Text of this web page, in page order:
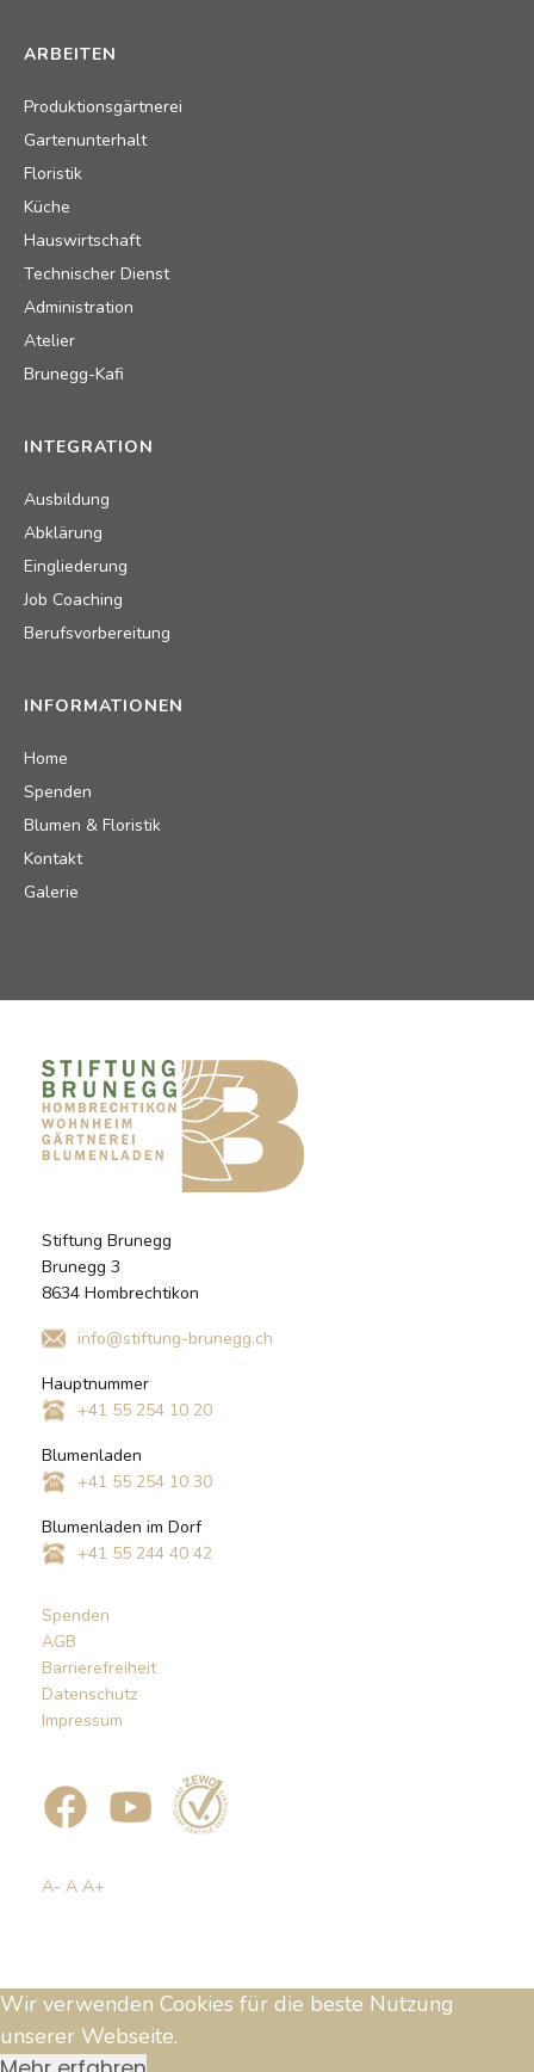
ARBEITEN
Produktionsgärtnerei
Gartenunterhalt
Floristik
Küche
Hauswirtschaft
Technischer Dienst
Administration
Atelier
Brunegg-Kafi
INTEGRATION
Ausbildung
Abklärung
Eingliederung
Job Coaching
Berufsvorbereitung
INFORMATIONEN
Home
Spenden
Blumen & Floristik
Kontakt
Galerie
Stiftung Brunegg
Brunegg 3
8634 Hombrechtikon
info@stiftung-brunegg.ch
Hauptnummer
+41 55 254 10 20
Blumenladen
+41 55 254 10 30
Blumenladen im Dorf
+41 55 244 40 42
Spenden
AGB
Barrierefreiheit
Datenschutz
Impressum
A- A A+
Wir verwenden Cookies für die beste Nutzung
unserer Webseite.